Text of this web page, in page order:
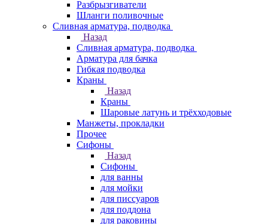
Разбрызгиватели
Шланги поливочные
Сливная арматура, подводка
Назад
Сливная арматура, подводка
Арматура для бачка
Гибкая подводка
Краны
Назад
Краны
Шаровые латунь и трёхходовые
Манжеты, прокладки
Прочее
Сифоны
Назад
Сифоны
для ванны
для мойки
для писсуаров
для поддона
для раковины